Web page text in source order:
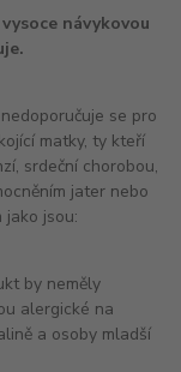
návykovou
se pro
matky, ty kteří
srdeční chorobou,
jater nebo
jako jsou:
by neměly
alergické na
a osoby mladší